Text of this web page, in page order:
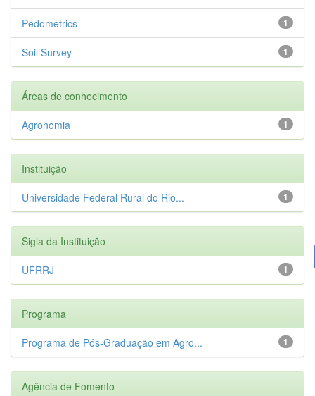
1
Pedometrics
1
Soil Survey
Áreas de conhecimento
1
Agronomia
Instituição
1
Universidade Federal Rural do Rio...
Sigla da Instituição
1
UFRRJ
Programa
1
Programa de Pós-Graduação em Agro...
Agência de Fomento